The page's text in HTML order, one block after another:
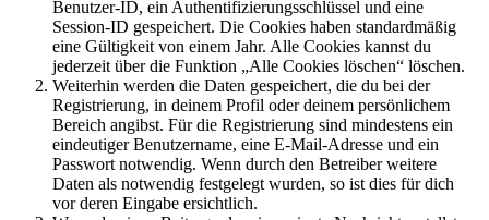
Benutzer-ID, ein Authentifizierungsschlüssel und eine
Session-ID gespeichert. Die Cookies haben standardmäßig
eine Gültigkeit von einem Jahr. Alle Cookies kannst du
jederzeit über die Funktion „Alle Cookies löschen“ löschen.
Weiterhin werden die Daten gespeichert, die du bei der
Registrierung, in deinem Profil oder deinem persönlichem
Bereich angibst. Für die Registrierung sind mindestens ein
eindeutiger Benutzername, eine E-Mail-Adresse und ein
Passwort notwendig. Wenn durch den Betreiber weitere
Daten als notwendig festgelegt wurden, so ist dies für dich
vor deren Eingabe ersichtlich.